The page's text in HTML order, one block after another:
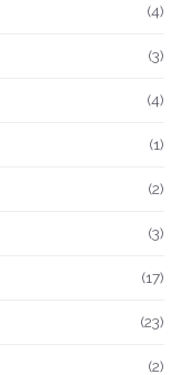
(4)
(3)
(4)
(1)
(2)
(3)
(17)
(23)
(2)